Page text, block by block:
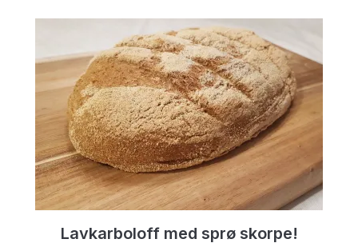
Lavkarboloff med sprø skorpe!